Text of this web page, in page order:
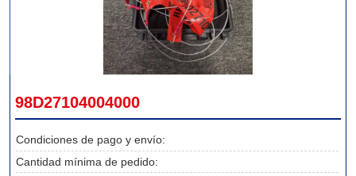
98D27104004000
Condiciones de pago y envío:
Cantidad mínima de pedido: